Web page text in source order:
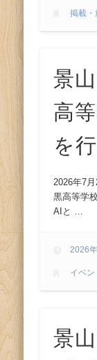
掲載・
景
高
を
2026年7
黒高等学
AIと …
2026
イベン
景